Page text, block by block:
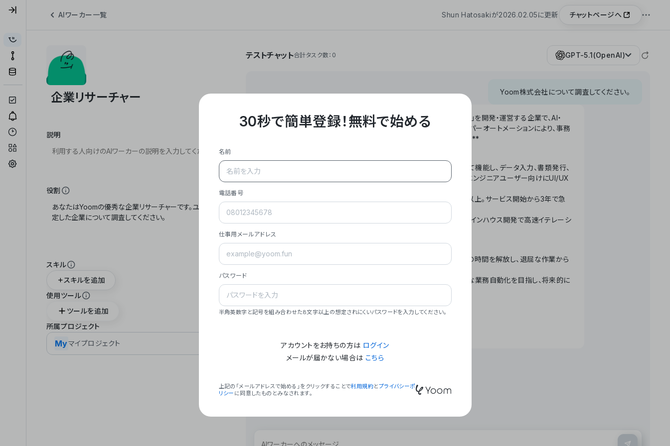
AIワーカー一覧 Shun Hatosakiが2026.02.05に更新 チャットページへ
説明
役割
スキル
スキルを追加
使用ツール
ツールを追加
所属プロジェクト
Myマイプロジェクト
テストチャット合計タスク数：0 GPT-5.1(OpenAI)
Yoom株式会社について調査してください。
**Yoom株式会社は、ビジネスオートメーションSaaS「Yoom」を開発・運営する企業で、AI・
API・RPA・OCRなどの技術をノーコードで組み合わせたハイパーオートメーションにより、事務
作業やデスクワークを自動化するサービスを提供しています。**
- **主力プロダクト「Yoom」**: SaaS連携データベースとして機能し、データ入力、書類発行、
メール対応、請求書処理、日報作成などの業務を自動化。非エンジニアユーザー向けにUI/UX
- **実績**: 国内利用社数20,000社超、直近成長率300%以上。サービス開始から3年で急
- **強み**: すべての自動化技術を1プラットフォームで完結。インハウス開発で高速イテレーシ
- **ミッション**: 「We Make Time」 – テクノロジーで人々の時間を解放し、退屈な作業から
- **ビジョン**: 「Global Business Automation」 – 世界的な業務自動化を目指し、将来的に
### 会社概要
30秒で簡単登録！無料で始める
名前
電話番号
仕事用メールアドレス
パスワード
半角英数字と記号を組み合わせた8文字以上の想定されにくいパスワードを入力してください。
アカウントをお持ちの方は ログイン
メールが届かない場合は こちら
上記の「メールアドレスで始める」をクリックすることで利用規約とプライバシーポ
リシー に同意したものとみなされます。